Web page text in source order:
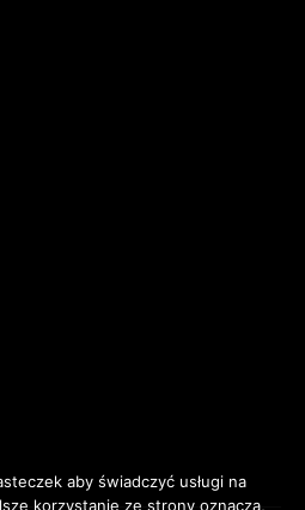
aby świadczyć usługi na
korzystanie ze strony oznacza,